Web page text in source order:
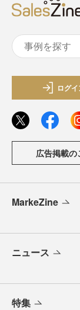
ログ
広告掲載の
MarkeZine
ニュース
特集